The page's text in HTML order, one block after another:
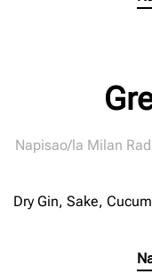
Napisao/la Milan
Dry Gin, Sake,